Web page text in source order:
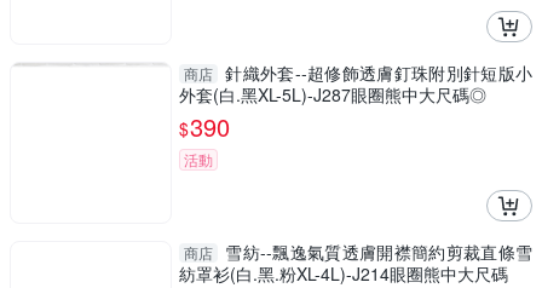
商店 針織外套--超修飾透膚釘珠附別針短版小
外套(白.黑XL-5L)-J287眼圈熊中大尺碼◎
$390
活動
商店
雪紡--飄逸氣質透膚開襟簡約剪裁直條雪
紡罩衫(白.黑.粉XL-4L)-J214眼圈熊中大尺碼